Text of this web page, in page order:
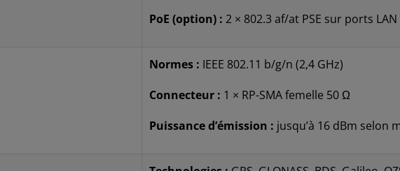
PoE (option) : 2 × 802.3 af/at PSE sur ports LAN
Normes : IEEE 802.11 b/g/n (2,4 GHz)
Connecteur : 1 × RP-SMA femelle 50 Ω
Puissance d’émission : jusqu’à 16 dBm selon